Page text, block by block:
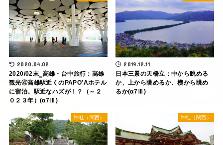
2020.04.02
2020/02末‗高雄・台中旅行：高雄
観光④高雄駅近くのPAPO’Aホテル
に宿泊。駅近なハズが！？（～２
０２３年）(α7Ⅲ)
2019.12.11
日本三景の天橋立：中から眺める
か、上から眺めるか、横から眺め
るか(α7Ⅲ)
神社（関西） 神社（関西）